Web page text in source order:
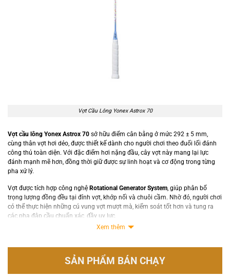
Vợt Cầu Lông Yonex Astrox 70
Vợt cầu lông Yonex Astrox 70 sở hữu điểm cân bằng ở mức 292 ± 5 mm,
cùng thân vợt hơi dẻo, được thiết kế dành cho người chơi theo đuổi lối đánh
công thủ toàn diện. Với đặc điểm hơi nặng đầu, cây vợt này mang lại lực
đánh mạnh mẽ hơn, đồng thời giữ được sự linh hoạt và cơ động trong từng
pha xử lý.
Vợt được tích hợp công nghệ Rotational Generator System, giúp phân bổ
trọng lượng đồng đều tại đỉnh vợt, khớp nối và chuôi cầm. Nhờ đó, người chơi
có thể thực hiện những cú vung vợt mượt mà, kiểm soát tốt hơn và tung ra
các pha đập cầu chuẩn xác, đầy uy lực.
Xem thêm:Giày cầu lông giá rẻ cho người mới chơi
Khung vợt được cấu tạo từ các vật liệu cao cấp nhưHM Graphite, VDM và
Xem thêm
SẢN PHẨM BÁN CHẠY